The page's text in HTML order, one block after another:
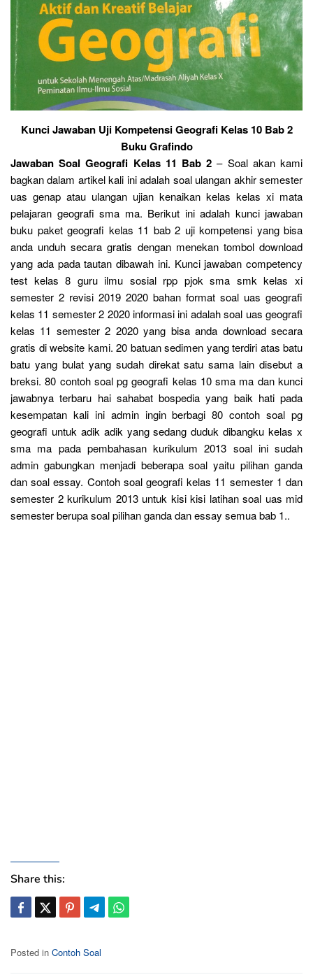
Kunci Jawaban Uji Kompetensi Geografi Kelas 10 Bab 2
Buku Grafindo
Jawaban Soal Geografi Kelas 11 Bab 2 – Soal akan kami
bagkan dalam artikel kali ini adalah soal ulangan akhir semester
uas genap atau ulangan ujian kenaikan kelas kelas xi mata
pelajaran geografi sma ma. Berikut ini adalah kunci jawaban
buku paket geografi kelas 11 bab 2 uji kompetensi yang bisa
anda unduh secara gratis dengan menekan tombol download
yang ada pada tautan dibawah ini. Kunci jawaban competency
test kelas 8 guru ilmu sosial rpp pjok sma smk kelas xi
semester 2 revisi 2019 2020 bahan format soal uas geografi
kelas 11 semester 2 2020 informasi ini adalah soal uas geografi
kelas 11 semester 2 2020 yang bisa anda download secara
gratis di website kami. 20 batuan sedimen yang terdiri atas batu
batu yang bulat yang sudah direkat satu sama lain disebut a
breksi. 80 contoh soal pg geografi kelas 10 sma ma dan kunci
jawabnya terbaru hai sahabat bospedia yang baik hati pada
kesempatan kali ini admin ingin berbagi 80 contoh soal pg
geografi untuk adik adik yang sedang duduk dibangku kelas x
sma ma pada pembahasan kurikulum 2013 soal ini sudah
admin gabungkan menjadi beberapa soal yaitu pilihan ganda
dan soal essay. Contoh soal geografi kelas 11 semester 1 dan
semester 2 kurikulum 2013 untuk kisi kisi latihan soal uas mid
semester berupa soal pilihan ganda dan essay semua bab 1..
Share this:
Posted in Contoh Soal